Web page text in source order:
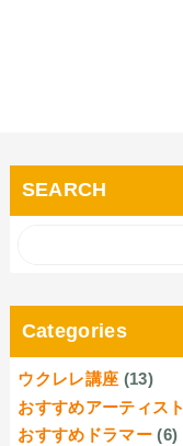
SEARCH
Categories
ウクレレ講座 (13)
おすすめアーティスト
おすすめドラマー (6)